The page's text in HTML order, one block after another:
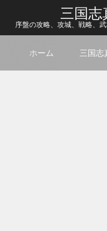
三国志
序盤の攻略、攻城、戦略、
ホーム 三国志